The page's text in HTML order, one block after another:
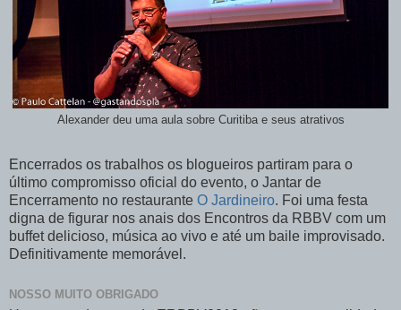
Alexander deu uma aula sobre Curitiba e seus atrativos
Encerrados os trabalhos os blogueiros partiram para o
último compromisso oficial do evento, o Jantar de
Encerramento no restaurante O Jardineiro. Foi uma festa
digna de figurar nos anais dos Encontros da RBBV com um
buffet delicioso, música ao vivo e até um baile improvisado.
Definitivamente memorável.
NOSSO MUITO OBRIGADO